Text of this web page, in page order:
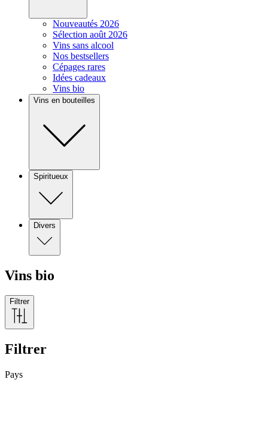
Nouveautés 2026
Sélection août 2026
Vins sans alcool
Nos bestsellers
Cépages rares
Idées cadeaux
Vins bio
Vins en bouteilles
Spiritueux
Divers
Vins bio
Filtrer
Filtrer
Pays